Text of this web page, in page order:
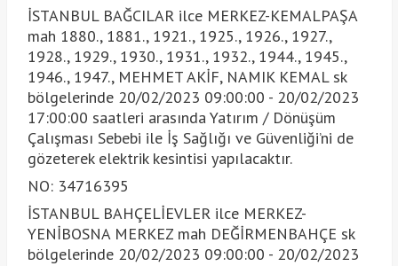
İSTANBUL BAĞCILAR ilce MERKEZ-KEMALPAŞA
mah 1880., 1881., 1921., 1925., 1926., 1927.,
1928., 1929., 1930., 1931., 1932., 1944., 1945.,
1946., 1947., MEHMET AKİF, NAMIK KEMAL sk
bölgelerinde 20/02/2023 09:00:00 - 20/02/2023
17:00:00 saatleri arasında Yatırım / Dönüşüm
Çalışması Sebebi ile İş Sağlığı ve Güvenliği’ni de
gözeterek elektrik kesintisi yapılacaktır.
NO: 34716395
İSTANBUL BAHÇELİEVLER ilce MERKEZ-
YENİBOSNA MERKEZ mah DEĞİRMENBAHÇE sk
bölgelerinde 20/02/2023 09:00:00 - 20/02/2023